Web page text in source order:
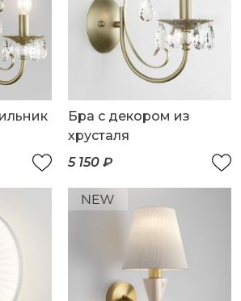
Бра с декором из
хрусталя
5 150 ₽